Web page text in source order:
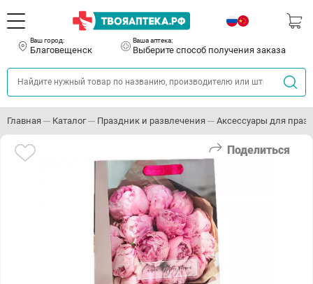
Ваш город:
Благовещенск
Ваша аптека:
Выберите способ получения заказа
Главная Каталог Праздник и развлечения Аксессуары для
Поделиться